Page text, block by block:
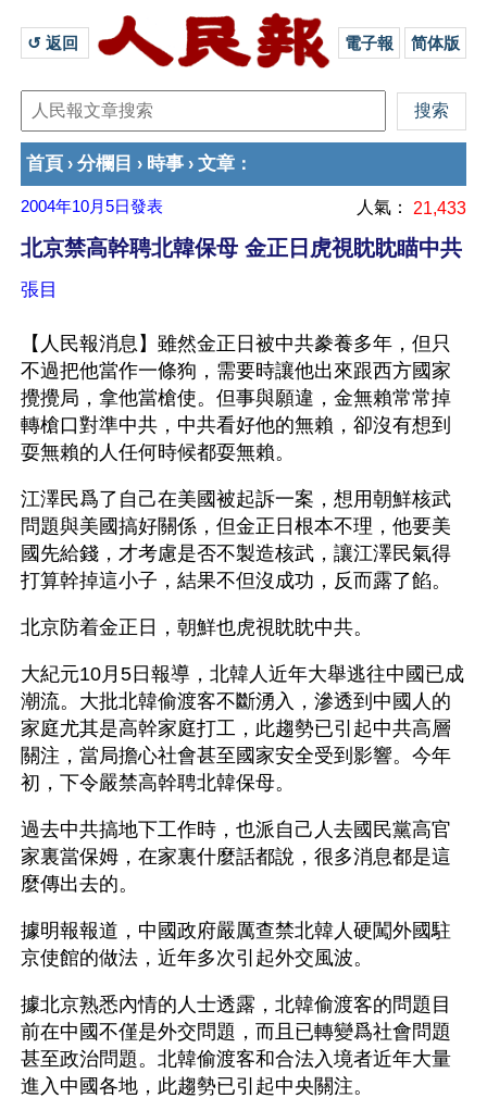
↺ 返回 電子報 简体版
首頁 › 分欄目 › 時事 › 文章 ：
2004年10月5日發表 人氣： 21,433
北京禁高幹聘北韓保母 金正日虎視眈眈瞄中共
張目
【人民報消息】雖然金正日被中共豢養多年，但只
不過把他當作一條狗，需要時讓他出來跟西方國家
攪攪局，拿他當槍使。但事與願違，金無賴常常掉
轉槍口對準中共，中共看好他的無賴，卻沒有想到
耍無賴的人任何時候都耍無賴。
江澤民爲了自己在美國被起訴一案，想用朝鮮核武
問題與美國搞好關係，但金正日根本不理，他要美
國先給錢，才考慮是否不製造核武，讓江澤民氣得
打算幹掉這小子，結果不但沒成功，反而露了餡。
北京防着金正日，朝鮮也虎視眈眈中共。
大紀元10月5日報導，北韓人近年大舉逃往中國已成
潮流。大批北韓偷渡客不斷湧入，滲透到中國人的
家庭尤其是高幹家庭打工，此趨勢已引起中共高層
關注，當局擔心社會甚至國家安全受到影響。今年
初，下令嚴禁高幹聘北韓保母。
過去中共搞地下工作時，也派自己人去國民黨高官
家裏當保姆，在家裏什麼話都說，很多消息都是這
麼傳出去的。
據明報報道，中國政府嚴厲查禁北韓人硬闖外國駐
京使館的做法，近年多次引起外交風波。
據北京熟悉內情的人士透露，北韓偷渡客的問題目
前在中國不僅是外交問題，而且已轉變爲社會問題
甚至政治問題。北韓偷渡客和合法入境者近年大量
進入中國各地，此趨勢已引起中央關注。